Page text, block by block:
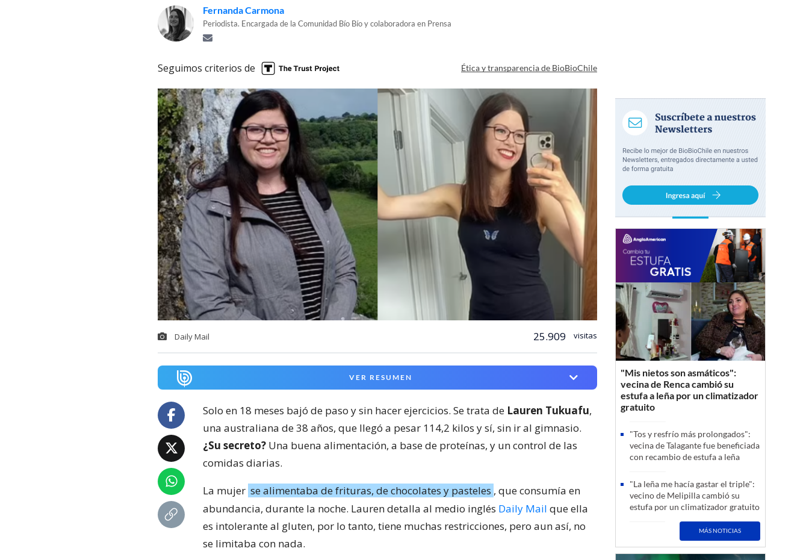
Fernanda Carmona
Periodista. Encargada de la Comunidad Bío Bío y colaboradora en Prensa
Seguimos criterios de Ética y transparencia de BioBioChile
Daily Mail 25.909 visitas
VER RESUMEN
Solo en 18 meses bajó de paso y sin hacer ejercicios. Se trata de Lauren Tukuafu,
una australiana de 38 años, que llegó a pesar 114,2 kilos y sí, sin ir al gimnasio.
¿Su secreto? Una buena alimentación, a base de proteínas, y un control de las
comidas diarias.
La mujer se alimentaba de frituras, de chocolates y pasteles , que consumía en
abundancia, durante la noche. Lauren detalla al medio inglés Daily Mail que ella
es intolerante al gluten, por lo tanto, tiene muchas restricciones, pero aun así, no
se limitaba con nada.
"Mis nietos son asmáticos":
vecina de Renca cambió su
estufa a leña por un climatizador
gratuito
"Tos y resfrío más prolongados":
vecina de Talagante fue beneficiada
con recambio de estufa a leña
"La leña me hacía gastar el triple":
vecino de Melipilla cambió su
estufa por un climatizador gratuito
MÁS NOTICIAS